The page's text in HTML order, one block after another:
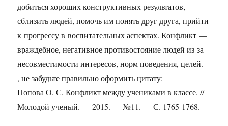
добиться хороших конструктивных результатов,
сблизить людей, помочь им понять друг друга, прийти
к прогрессу в воспитательных аспектах. Конфликт —
враждебное, негативное противостояние людей из-за
несовместимости интересов, норм поведения, целей.
, не забудьте правильно оформить цитату:
Попова О. С. Конфликт между учениками в классе. //
Молодой ученый. — 2015. — №11. — С. 1765-1768.